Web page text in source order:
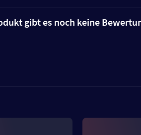
gibt es noch keine